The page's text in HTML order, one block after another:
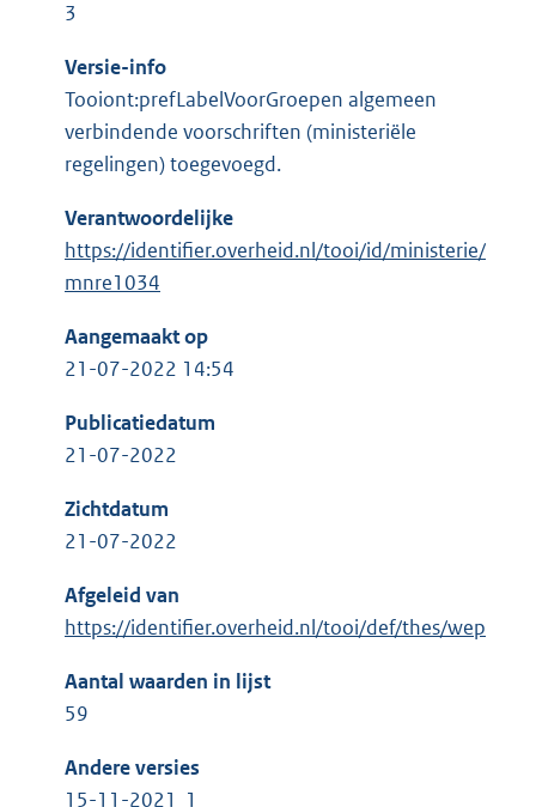
3
Versie-info
Tooiont:prefLabelVoorGroepen algemeen
verbindende voorschriften (ministeriële
regelingen) toegevoegd.
Verantwoordelijke
https://identifier.overheid.nl/tooi/id/ministerie/
mnre1034
Aangemaakt op
21-07-2022 14:54
Publicatiedatum
21-07-2022
Zichtdatum
21-07-2022
Afgeleid van
https://identifier.overheid.nl/tooi/def/thes/wep
Aantal waarden in lijst
59
Andere versies
15-11-2021 1